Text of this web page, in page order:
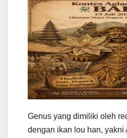
Genus yang dimiliki oleh
dengan ikan lou han, yakni